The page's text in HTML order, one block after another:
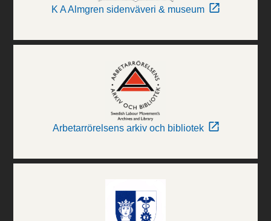
K A Almgren sidenväveri & museum
Arbetarrörelsens arkiv och bibliotek